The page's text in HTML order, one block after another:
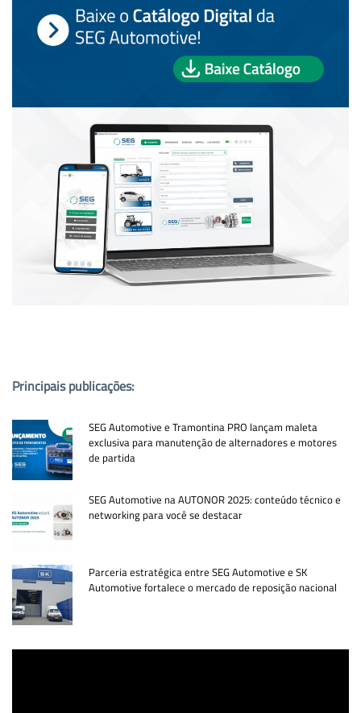
Principais publicações:
SEG Automotive e Tramontina PRO lançam maleta
exclusiva para manutenção de alternadores e motores
de partida
SEG Automotive na AUTONOR 2025: conteúdo técnico e
networking para você se destacar
Parceria estratégica entre SEG Automotive e SK
Automotive fortalece o mercado de reposição nacional